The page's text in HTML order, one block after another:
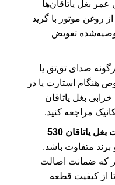
بغل یاتاقان‌ها
روغن موتور با گرید
تعویض
صدای تق‌تق یا
هنگام استارت یا در
خرابی بغل یاتاقان
مراجعه کنید.
یاتاقان 530
متفاوت باشد.
که ضمانت اصالت
تا از کیفیت قطعه